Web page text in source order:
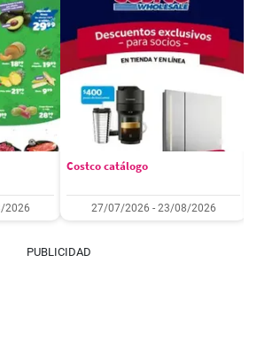
2026
Costco catálogo
27/07/2026 - 23/08/2026
PUBLICIDAD